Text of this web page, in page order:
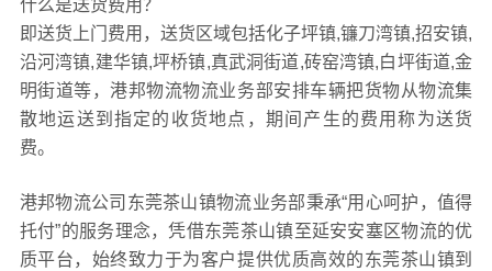
什么是送货费用？
即送货上门费用，送货区域包括化子坪镇,镰刀湾镇,招安镇,
沿河湾镇,建华镇,坪桥镇,真武洞街道,砖窑湾镇,白坪街道,金
明街道等，港邦物流物流业务部安排车辆把货物从物流集
散地运送到指定的收货地点，期间产生的费用称为送货
费。
港邦物流公司东莞茶山镇物流业务部秉承“用心呵护，值得
托付”的服务理念，凭借东莞茶山镇至延安安塞区物流的优
质平台，始终致力于为客户提供优质高效的东莞茶山镇到